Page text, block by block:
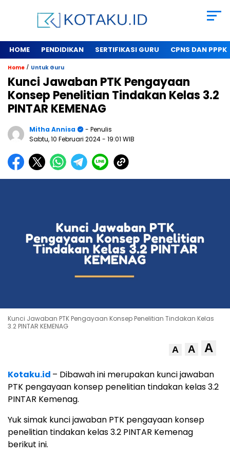
HOME PENDIDIKAN SERTIFIKASI GURU CPNS DAN PPPK
Home / Untuk Guru
Kunci Jawaban PTK Pengayaan
Konsep Penelitian Tindakan Kelas 3.2
PINTAR KEMENAG
Mitha Annisa
- Penulis
Sabtu, 10 Februari 2024- 19:01 WIB
Kunci Jawaban PTK Pengayaan Konsep Penelitian Tindakan Kelas
3.2 PINTAR KEMENAG
A A A
Kotaku.id – Dibawah ini merupakan kunci jawaban
PTK pengayaan konsep penelitian tindakan kelas 3.2
PINTAR Kemenag.
Yuk simak kunci jawaban PTK pengayaan konsep
penelitian tindakan kelas 3.2 PINTAR Kemenag
berikut ini.